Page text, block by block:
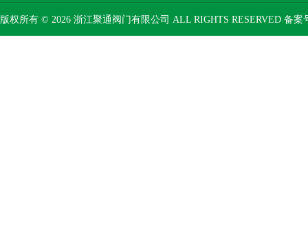
版权所有 © 2026 浙江聚通阀门有限公司 ALL RIGHTS RESERVED 备案